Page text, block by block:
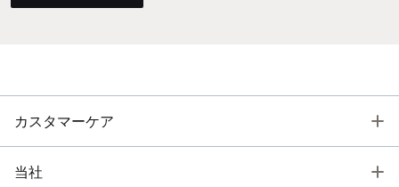
カスタマーケア
当社